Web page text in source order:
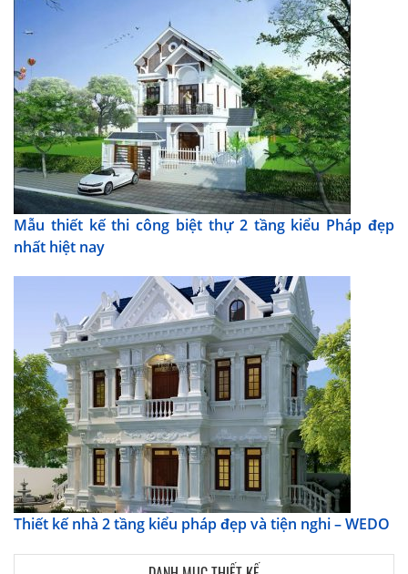
Mẫu thiết kế thi công biệt thự 2 tầng kiểu Pháp đẹp
nhất hiệt nay
Thiết kế nhà 2 tầng kiểu pháp đẹp và tiện nghi – WEDO